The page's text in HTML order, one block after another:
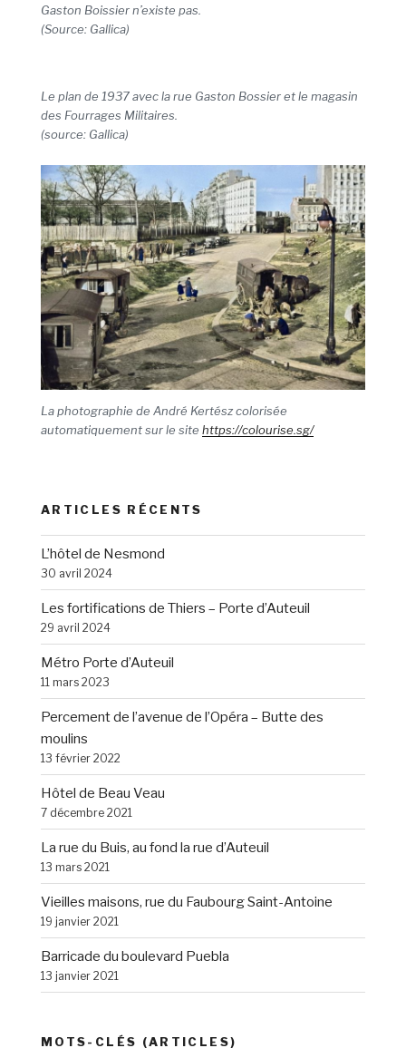
Gaston Boissier n’existe pas.
(Source: Gallica)
Le plan de 1937 avec la rue Gaston Bossier et le magasin
des Fourrages Militaires.
(source: Gallica)
La photographie de André Kertész colorisée
automatiquement sur le site https://colourise.sg/
ARTICLES RÉCENTS
L’hôtel de Nesmond
30 avril 2024
Les fortifications de Thiers – Porte d’Auteuil
29 avril 2024
Métro Porte d’Auteuil
11 mars 2023
Percement de l’avenue de l’Opéra – Butte des
moulins
13 février 2022
Hôtel de Beau Veau
7 décembre 2021
La rue du Buis, au fond la rue d’Auteuil
13 mars 2021
Vieilles maisons, rue du Faubourg Saint-Antoine
19 janvier 2021
Barricade du boulevard Puebla
13 janvier 2021
MOTS-CLÉS (ARTICLES)